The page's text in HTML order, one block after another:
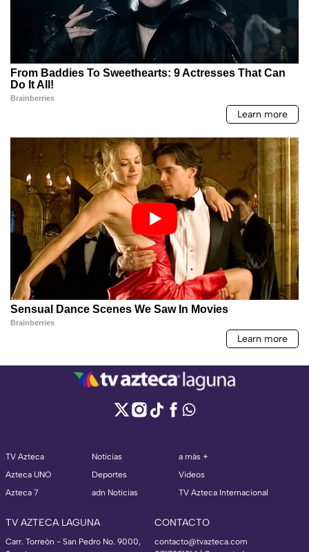
TV Azteca
Azteca UNO
Azteca 7
Noticias
Deportes
adn Noticias
a más +
Videos
TV Azteca Internacional
TV AZTECA LAGUNA
Carr. Torreón - San Pedro No. 9000,
CONTACTO
contacto@tvazteca.com